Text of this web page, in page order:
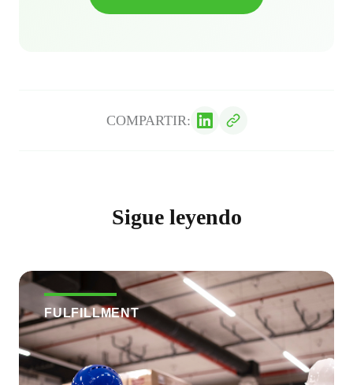
COMPARTIR:
Sigue leyendo
FULFILLMENT